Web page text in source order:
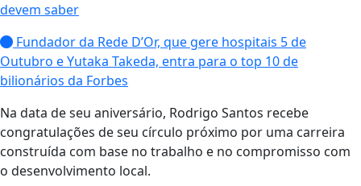
devem saber
Fundador da Rede D’Or, que gere hospitais 5 de
Outubro e Yutaka Takeda, entra para o top 10 de
bilionários da Forbes
Na data de seu aniversário, Rodrigo Santos recebe
congratulações de seu círculo próximo por uma carreira
construída com base no trabalho e no compromisso com
o desenvolvimento local.